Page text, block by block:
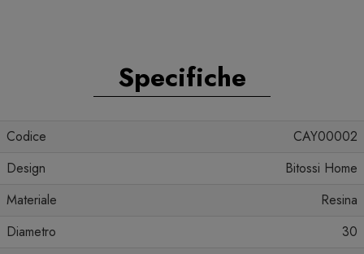
Specifiche
Codice
CAY00002
Design
Bitossi Home
Materiale
Resina
Diametro
30